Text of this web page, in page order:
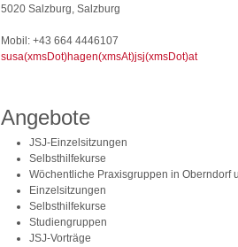
5020 Salzburg, Salzburg
Mobil: +43 664 4446107
susa(xmsDot)hagen(xmsAt)jsj(xmsDot)at
Angebote
JSJ-Einzelsitzungen
Selbsthilfekurse
Wöchentliche Praxisgruppen in Oberndorf
Einzelsitzungen
Selbsthilfekurse
Studiengruppen
JSJ-Vorträge